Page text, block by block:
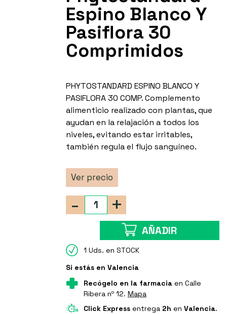
Espino Blanco Y
Pasiflora 30
Comprimidos
PHYTOSTANDARD ESPINO BLANCO Y
PASIFLORA 30 COMP. Complemento
alimenticio realizado con plantas, que
ayudan en la relajación a todos los
niveles, evitando estar irritables,
también regula el flujo sanguíneo.
Ver precio
+
-
AÑADIR
1 Uds. en STOCK
Si estás en Valencia
Recógelo en la farmaciaen Calle
Ribera nº 12. Mapa
Click Expressentrega 2h en Valencia.